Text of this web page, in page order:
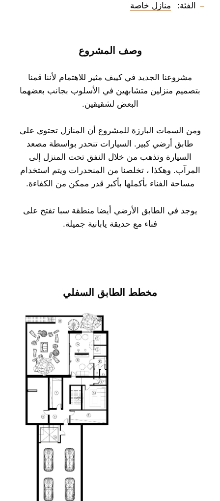
الفئة:
منازل خاصة
وصف المشروع
مشروعنا الجديد في كييف مثير للاهتمام لأننا قمنا
بتصميم منزلين متشابهين في الأسلوب بجانب بعضهما
البعض لشقيقين.
ومن السمات البارزة للمشروع أن المنازل تحتوي على
طابق أرضي كبير. السيارات تنحدر بواسطة مصعد
السيارة وتذهب من خلال النفق تحت المنزل إلى
المرآب. وهكذا ، تخلصنا من المنحدرات ويتم استخدام
مساحة الفناء بأكملها بأكبر قدر ممكن من الكفاءة.
يوجد في الطابق الأرضي أيضا منطقة سبا تفتح على
فناء مع حديقة يابانية جميلة.
مخطط الطابق السفلي